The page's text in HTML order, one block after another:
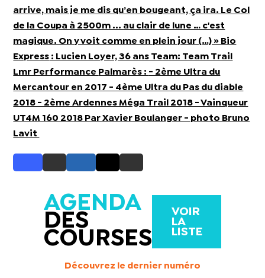
arrive, mais je me dis qu’en bougeant, ça ira. Le Col
de la Coupa à 2500m ... au clair de lune … c'est
magique. On y voit comme en plein jour (…) » Bio
Express : Lucien Loyer, 36 ans Team: Team Trail
Lmr Performance Palmarès : - 2ème Ultra du
Mercantour en 2017 - 4ème Ultra du Pas du diable
2018 - 2ème Ardennes Méga Trail 2018 - Vainqueur
UT4M 160 2018 Par Xavier Boulanger - photo Bruno
Lavit
AGENDA
DES
COURSES
VOIR
LA
LISTE
Découvrez le dernier numéro